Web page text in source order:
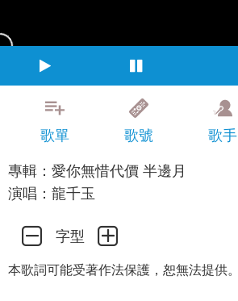
歌單 歌號 歌手
專輯：愛你無惜代價 半邊月
演唱：龍千玉
字型
本歌詞可能受著作法保護，恕無法提供。